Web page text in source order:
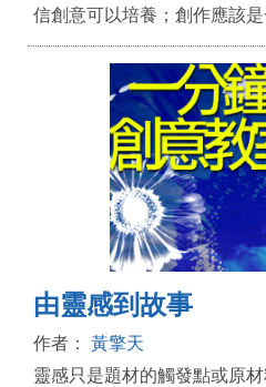
信創意可以培養；創作應該是
由靈感到故事
作者：
黃擎天
靈感只是題材的觸發點或原